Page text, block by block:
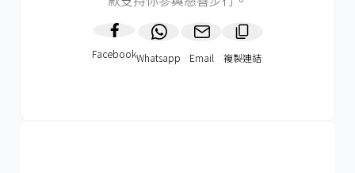
FacebookWhatsapp Email 複製連結​